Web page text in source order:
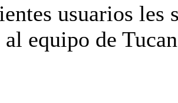
usuarios les
equipo de